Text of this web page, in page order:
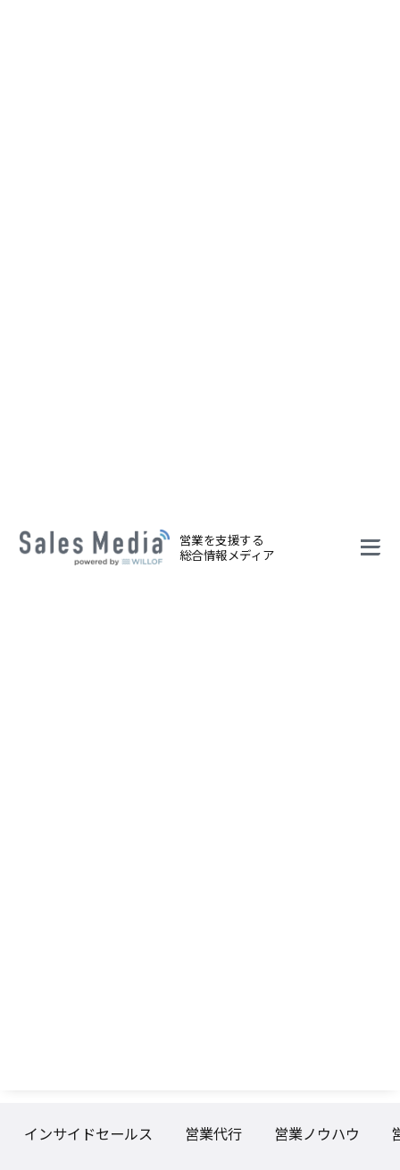
営業を支援する
総合情報メディア
インサイドセールス 営業代行 営業ノウハウ